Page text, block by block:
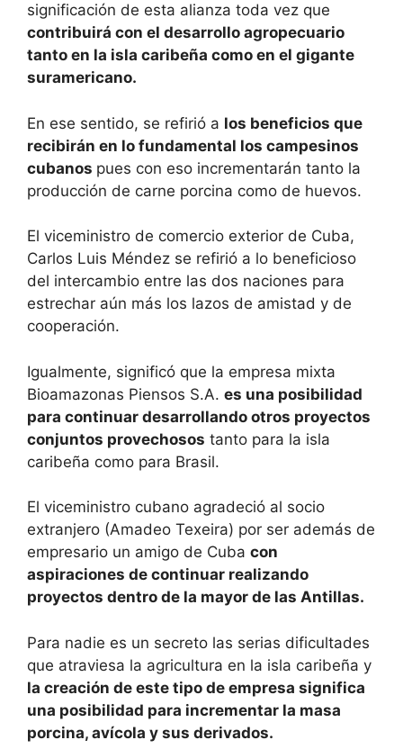
significación de esta alianza toda vez que
contribuirá con el desarrollo agropecuario
tanto en la isla caribeña como en el gigante
suramericano.
En ese sentido, se refirió a los beneficios que
recibirán en lo fundamental los campesinos
cubanos pues con eso incrementarán tanto la
producción de carne porcina como de huevos.
El viceministro de comercio exterior de Cuba,
Carlos Luis Méndez se refirió a lo beneficioso
del intercambio entre las dos naciones para
estrechar aún más los lazos de amistad y de
cooperación.
Igualmente, significó que la empresa mixta
Bioamazonas Piensos S.A. es una posibilidad
para continuar desarrollando otros proyectos
conjuntos provechosos tanto para la isla
caribeña como para Brasil.
El viceministro cubano agradeció al socio
extranjero (Amadeo Texeira) por ser además de
empresario un amigo de Cuba con
aspiraciones de continuar realizando
proyectos dentro de la mayor de las Antillas.
Para nadie es un secreto las serias dificultades
que atraviesa la agricultura en la isla caribeña y
la creación de este tipo de empresa significa
una posibilidad para incrementar la masa
porcina, avícola y sus derivados.